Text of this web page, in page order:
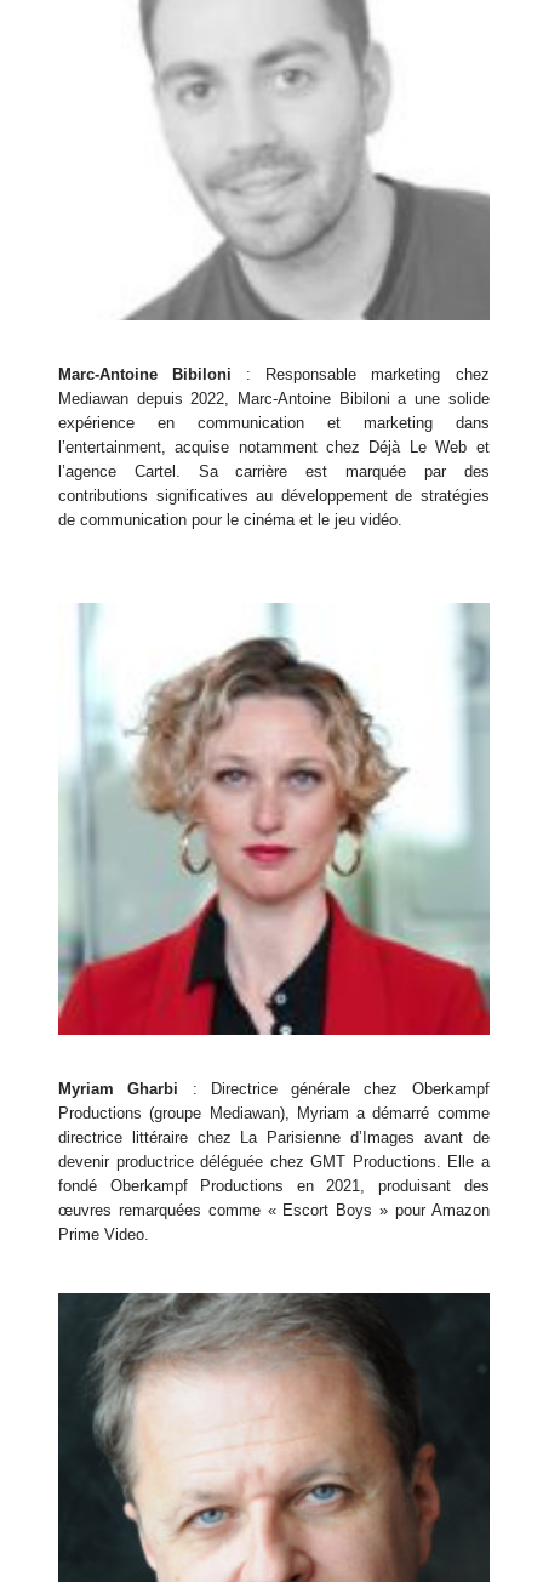
Marc-Antoine Bibiloni : Responsable marketing chez
Mediawan depuis 2022, Marc-Antoine Bibiloni a une solide
expérience en communication et marketing dans
l’entertainment, acquise notamment chez Déjà Le Web et
l’agence Cartel. Sa carrière est marquée par des
contributions significatives au développement de stratégies
de communication pour le cinéma et le jeu vidéo.
Myriam Gharbi : Directrice générale chez Oberkampf
Productions (groupe Mediawan), Myriam a démarré comme
directrice littéraire chez La Parisienne d’Images avant de
devenir productrice déléguée chez GMT Productions. Elle a
fondé Oberkampf Productions en 2021, produisant des
œuvres remarquées comme « Escort Boys » pour Amazon
Prime Video.